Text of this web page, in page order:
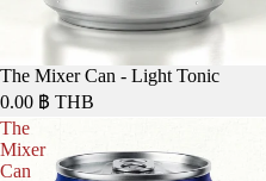
The Mixer Can - Light Tonic
0.00 ฿ THB
The
Mixer
Can